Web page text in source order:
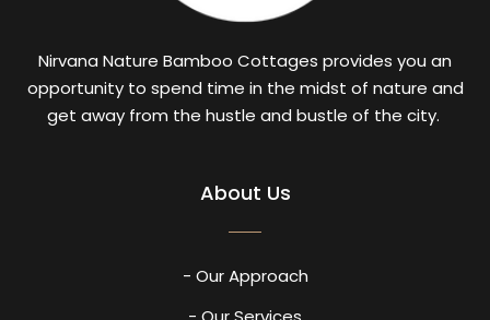
Nirvana Nature Bamboo Cottages provides you an
opportunity to spend time in the midst of nature and
get away from the hustle and bustle of the city.
About Us
- Our Approach